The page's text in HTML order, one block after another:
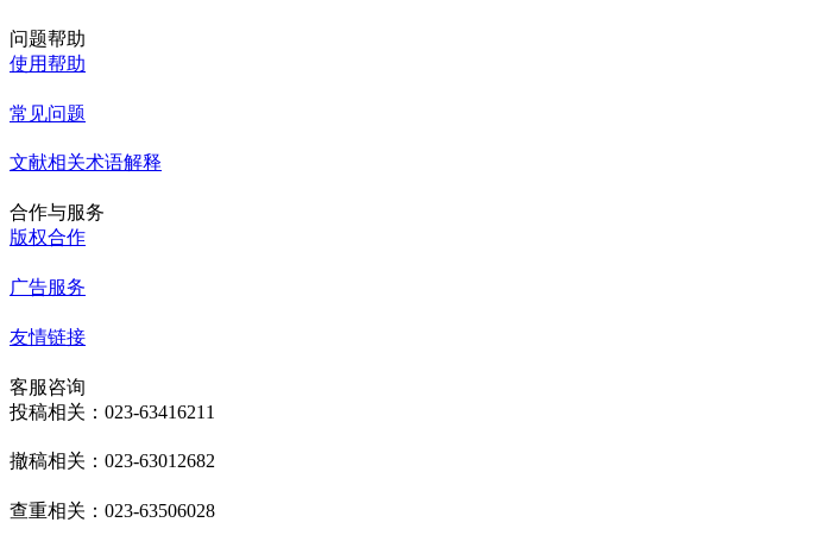
问题帮助
使用帮助
常见问题
文献相关术语解释
合作与服务
版权合作
广告服务
友情链接
客服咨询
投稿相关：023-63416211
撤稿相关：023-63012682
查重相关：023-63506028